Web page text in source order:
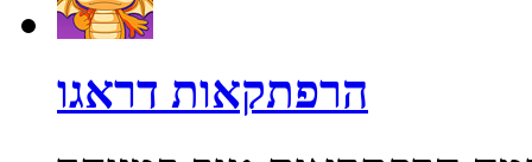
הרפתקאות דראגו